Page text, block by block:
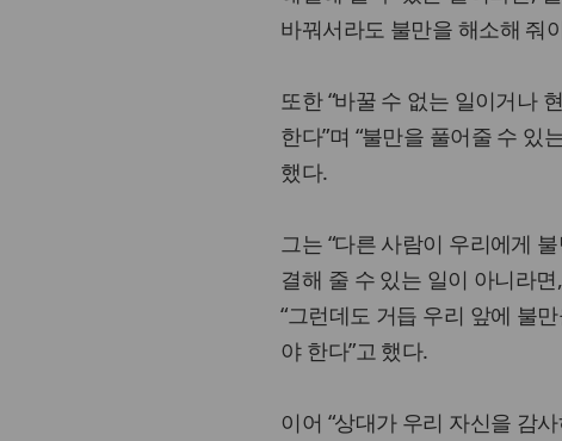
바꿔서라도 불만을 해소해 줘
또한 “바꿀 수 없는 일이거나
한다”며 “불만을 풀어줄 수 있
했다.
그는 “다른 사람이 우리에게
결해 줄 수 있는 일이 아니라
“그런데도 거듭 우리 앞에 불
야 한다”고 했다.
이어 “상대가 우리 자신을 감